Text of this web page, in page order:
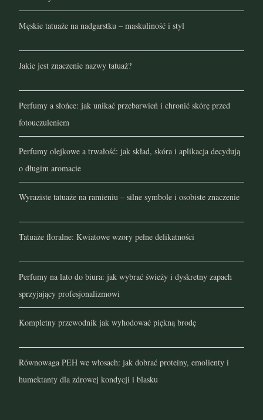
grudzień 2021
październik 2021
wrzesień 2021
sierpień 2021
lipiec 2021
kwiecień 2021
marzec 2021
luty 2021
styczeń 2021
grudzień 2020
listopad 2020
Męskie tatuaże na nadgarstku – maskuliność i styl
Jakie jest znaczenie nazwy tatuaż?
Perfumy a słońce: jak unikać przebarwień i chronić skórę przed
fotouczuleniem
Perfumy olejkowe a trwałość: jak skład, skóra i aplikacja decydują
o długim aromacie
Wyraziste tatuaże na ramieniu – silne symbole i osobiste znaczenie
Tatuaże floralne: Kwiatowe wzory pełne delikatności
Perfumy na lato do biura: jak wybrać świeży i dyskretny zapach
sprzyjający profesjonalizmowi
Kompletny przewodnik jak wyhodować piękną brodę
Równowaga PEH we włosach: jak dobrać proteiny, emolienty i
humektanty dla zdrowej kondycji i blasku